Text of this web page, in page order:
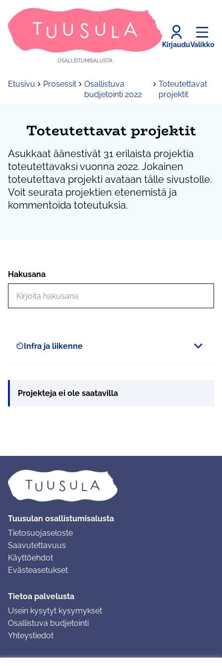
OSALLISTUMISALUSTA
KirjauduValikko
Etusivu Prosessit
Osallistuva
budjetointi 2022
Toteutettavat
projektit
Toteutettavat projektit
Asukkaat äänestivät 31 erilaista projektia
toteutettavaksi vuonna 2022. Jokainen
toteutettava projekti avataan tälle sivustolle.
Voit seurata projektien etenemistä ja
kommentoida toteutuksia.
Hakusana
Scope
Infra ja liikenne
Projekteja ei ole saatavilla
Tuusulan osallistumisalusta
Tietosuojaseloste
Saavutettavuus
Käyttöehdot
Evästeasetukset
Tietoa palvelusta
Usein kysytyt kysymykset
Osallistuva budjetointi
Yhteystiedot